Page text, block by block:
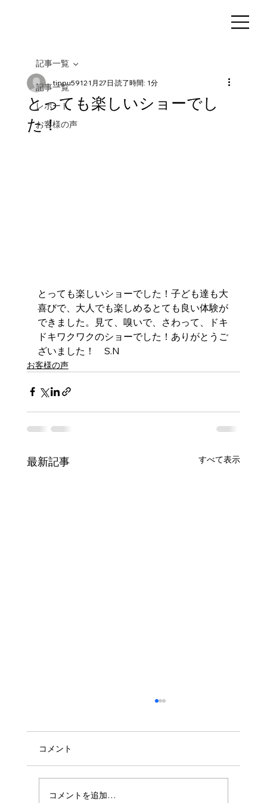
記事一覧
レポート
お客様の声
記事一覧
とっても楽しいショーでし
た！
tippu59121月27日 読了時間: 1分
とっても楽しいショーでした！子ども達も大
喜びで、大人でも楽しめるとても良い体験が
できました。見て、嗅いで、さわって、ドキ
ドキワクワクのショーでした！ありがとうご
ざいました！　S.N
お客様の声
最新記事 すべて表示
コメント
コメントを追加…